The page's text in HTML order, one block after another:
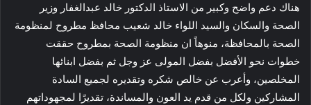
هناك دعم واضح وكبير من الاستاذ الدكتور خالد عبدالغفار وزير
الصحة والسكان والسيد اللواء خالد شعيب محافظ مطروح لمنظومة
الصحة بالمحافظة، منوهاً ان منظومة الصحة بمطروح حققت
خطوات نحو الأفضل بفضل المولى عز وجل ثم بفضل ابنائها
المخلصين، وأعرب عن خالص شكره وتقديره لجميع السادة
المشاركين ولكل من قدم يد العون والمساندة، تقديرًا لمجهوداتهم